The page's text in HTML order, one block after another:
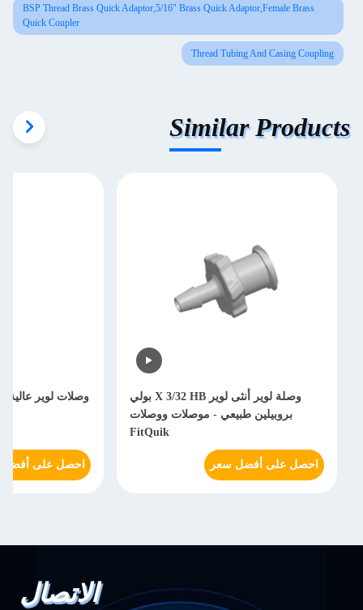
BSP Thread Brass Quick Adaptor,5/16" Brass Quick Adaptor,Female Brass
Quick Coupler
Thread Tubing And Casing Coupling
Similar Products
وصلة لوير أنثى لوير X 3/32 HB بولي
بروبيلين طبيعي - موصلات ووصلات
FitQuik
احصل على أفضل سعر
وصلات لوير عالية
احصل على
الاتصال